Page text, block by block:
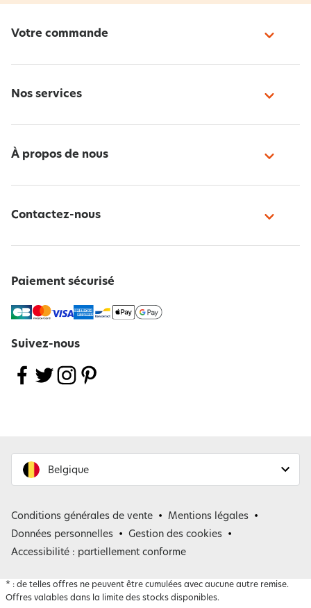
Votre commande
Nos services
À propos de nous
Contactez-nous
Paiement sécurisé
Suivez-nous
Belgique
Belgique
Conditions générales de vente
Mentions légales
Données personnelles
Gestion des cookies
Accessibilité : partiellement conforme
* : de telles offres ne peuvent être cumulées avec aucune autre remise.
Offres valables dans la limite des stocks disponibles.